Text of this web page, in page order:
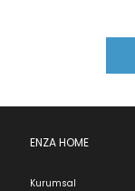
ENZA HOME
Kurumsal